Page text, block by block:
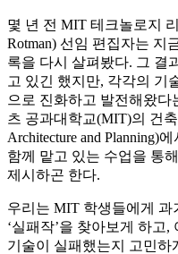
몇 년 전 MIT 테크놀로지
Rotman) 선임 편집자는 지
록을 다시 살펴봤다. 그 결
고 있긴 했지만, 각각의 기
으로 진화하고 발전해왔다
츠 공과대학교(MIT)의 건
Architecture and Planning)
함께 맡고 있는 수업을 통
제시하곤 한다.
우리는 MIT 학생들에게 과
‘실패작’을 찾아보게 하고
기술이 실패했는지 고민하